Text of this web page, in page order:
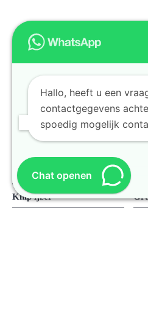
Metaalsoorten
Koper hand gepeld
Roestvrijstaal
Elektromotoren
Knip ijzer
Hallo, heeft u een
contactgegevens
spoedig mogelijk
Chat openen